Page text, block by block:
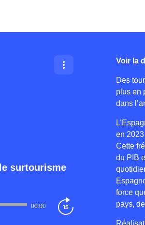
surtourisme
00:00
Voir la
Des
plus en
dans
en
Cette
du PIB
force
pays,